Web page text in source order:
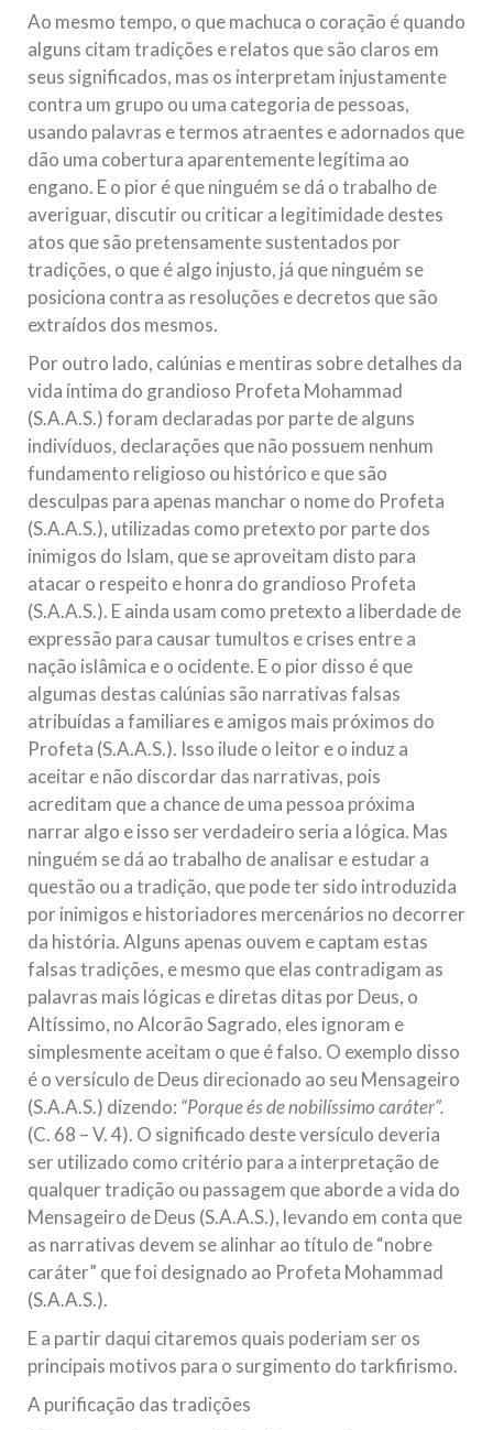
Ao mesmo tempo, o que machuca o coração é quando
alguns citam tradições e relatos que são claros em
seus significados, mas os interpretam injustamente
contra um grupo ou uma categoria de pessoas,
usando palavras e termos atraentes e adornados que
dão uma cobertura aparentemente legítima ao
engano. E o pior é que ninguém se dá o trabalho de
averiguar, discutir ou criticar a legitimidade destes
atos que são pretensamente sustentados por
tradições, o que é algo injusto, já que ninguém se
posiciona contra as resoluções e decretos que são
extraídos dos mesmos.
Por outro lado, calúnias e mentiras sobre detalhes da
vida íntima do grandioso Profeta Mohammad
(S.A.A.S.) foram declaradas por parte de alguns
indivíduos, declarações que não possuem nenhum
fundamento religioso ou histórico e que são
desculpas para apenas manchar o nome do Profeta
(S.A.A.S.), utilizadas como pretexto por parte dos
inimigos do Islam, que se aproveitam disto para
atacar o respeito e honra do grandioso Profeta
(S.A.A.S.). E ainda usam como pretexto a liberdade de
expressão para causar tumultos e crises entre a
nação islâmica e o ocidente. E o pior disso é que
algumas destas calúnias são narrativas falsas
atribuídas a familiares e amigos mais próximos do
Profeta (S.A.A.S.). Isso ilude o leitor e o induz a
aceitar e não discordar das narrativas, pois
acreditam que a chance de uma pessoa próxima
narrar algo e isso ser verdadeiro seria a lógica. Mas
ninguém se dá ao trabalho de analisar e estudar a
questão ou a tradição, que pode ter sido introduzida
por inimigos e historiadores mercenários no decorrer
da história. Alguns apenas ouvem e captam estas
falsas tradições, e mesmo que elas contradigam as
palavras mais lógicas e diretas ditas por Deus, o
Altíssimo, no Alcorão Sagrado, eles ignoram e
simplesmente aceitam o que é falso. O exemplo disso
é o versículo de Deus direcionado ao seu Mensageiro
(S.A.A.S.) dizendo: “Porque és de nobilíssimo caráter”.
(C. 68 – V. 4). O significado deste versículo deveria
ser utilizado como critério para a interpretação de
qualquer tradição ou passagem que aborde a vida do
Mensageiro de Deus (S.A.A.S.), levando em conta que
as narrativas devem se alinhar ao título de “nobre
caráter” que foi designado ao Profeta Mohammad
(S.A.A.S.).
E a partir daqui citaremos quais poderiam ser os
principais motivos para o surgimento do tarkfirismo.
A purificação das tradições